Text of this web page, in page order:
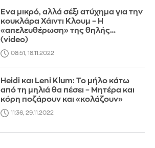
Ένα μικρό, αλλά σέξι ατύχημα για την
κουκλάρα Χάιντι Κλουμ – Η
«απελευθέρωση» της θηλής…
(video)
08:51, 18.11.2022
Heidi και Leni Klum: Το μήλο κάτω
από τη μηλιά θα πέσει – Μητέρα και
κόρη ποζάρουν και «κολάζουν»
11:36, 29.11.2022